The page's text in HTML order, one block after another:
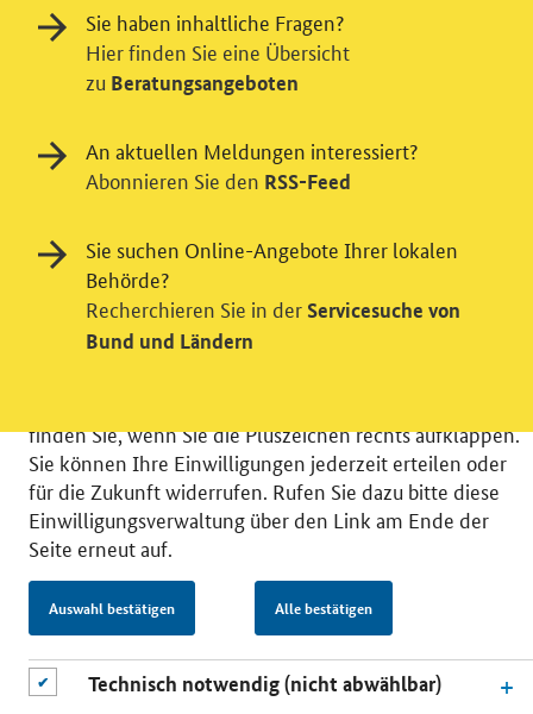
© 2026 Bundesministerium für Wirtschaft und Energie
RSS
Benutzerhinweise
Inhaltsverzeichnis
Impressum
Barrierefreiheit
Datenschutz
Einwilligungsverwaltung
Einwilligung in Tracking und / oder
Videodienst
Wir bitten Sie an dieser Stelle um Ihre Einwilligung für
verschiedene Zusatzdienste unserer Webseite: Wir
möchten die Nutzeraktivität mit Hilfe
datenschutzfreundlicher Statistiken verstehen, um
unsere Öffentlichkeitsarbeit zu verbessern. Zusätzlich
finden Sie, wenn Sie die Pluszeichen rechts aufklappen.
Sie können Ihre Einwilligungen jederzeit erteilen oder
für die Zukunft widerrufen. Rufen Sie dazu bitte diese
Einwilligungsverwaltung über den Link am Ende der
Seite erneut auf.
Auswahl bestätigen Alle bestätigen
Technisch notwendig (nicht abwählbar)
Sie haben inhaltliche Fragen?
Hier finden Sie eine Übersicht
zu Beratungsangeboten
An aktuellen Meldungen interessiert?
Abonnieren Sie den RSS-Feed
Sie suchen Online-Angebote Ihrer lokalen
Behörde?
Recherchieren Sie in der Servicesuche von
Bund und Ländern